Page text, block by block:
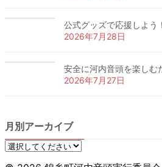
公式グッズで応援しよう！
2026年7月28日
安全に河内音頭を楽しむ
2026年7月27日
月別アーカイブ